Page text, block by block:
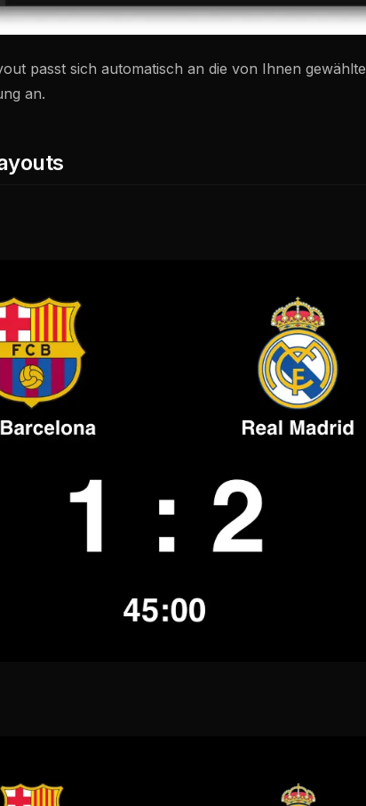
passt sich automatisch an die von Ihnen gewählte
an.